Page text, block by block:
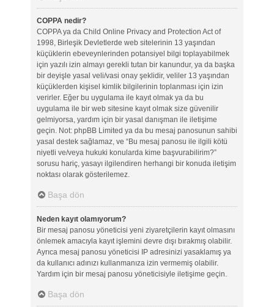
COPPA nedir?
COPPA ya da Child Online Privacy and Protection Act of
1998, Birleşik Devletlerde web sitelerinin 13 yaşından
küçüklerin ebeveynlerinden potansiyel bilgi toplayabilmek
için yazılı izin almayı gerekli tutan bir kanundur, ya da başka
bir deyişle yasal veli/vasi onay şeklidir, veliler 13 yaşından
küçüklerden kişisel kimlik bilgilerinin toplanması için izin
verirler. Eğer bu uygulama ile kayıt olmak ya da bu
uygulama ile bir web sitesine kayıt olmak size güvenilir
gelmiyorsa, yardım için bir yasal danışman ile iletişime
geçin. Not: phpBB Limited ya da bu mesaj panosunun sahibi
yasal destek sağlamaz, ve “Bu mesaj panosu ile ilgili kötü
niyetli ve/veya hukuki konularda kime başvurabilirim?”
sorusu hariç, yasayı ilgilendiren herhangi bir konuda iletişim
noktası olarak gösterilemez.
Başa dön
Neden kayıt olamıyorum?
Bir mesaj panosu yöneticisi yeni ziyaretçilerin kayıt olmasını
önlemek amacıyla kayıt işlemini devre dışı bırakmış olabilir.
Ayrıca mesaj panosu yöneticisi IP adresinizi yasaklamış ya
da kullanıcı adınızı kullanmanıza izin vermemiş olabilir.
Yardım için bir mesaj panosu yöneticisiyle iletişime geçin.
Başa dön